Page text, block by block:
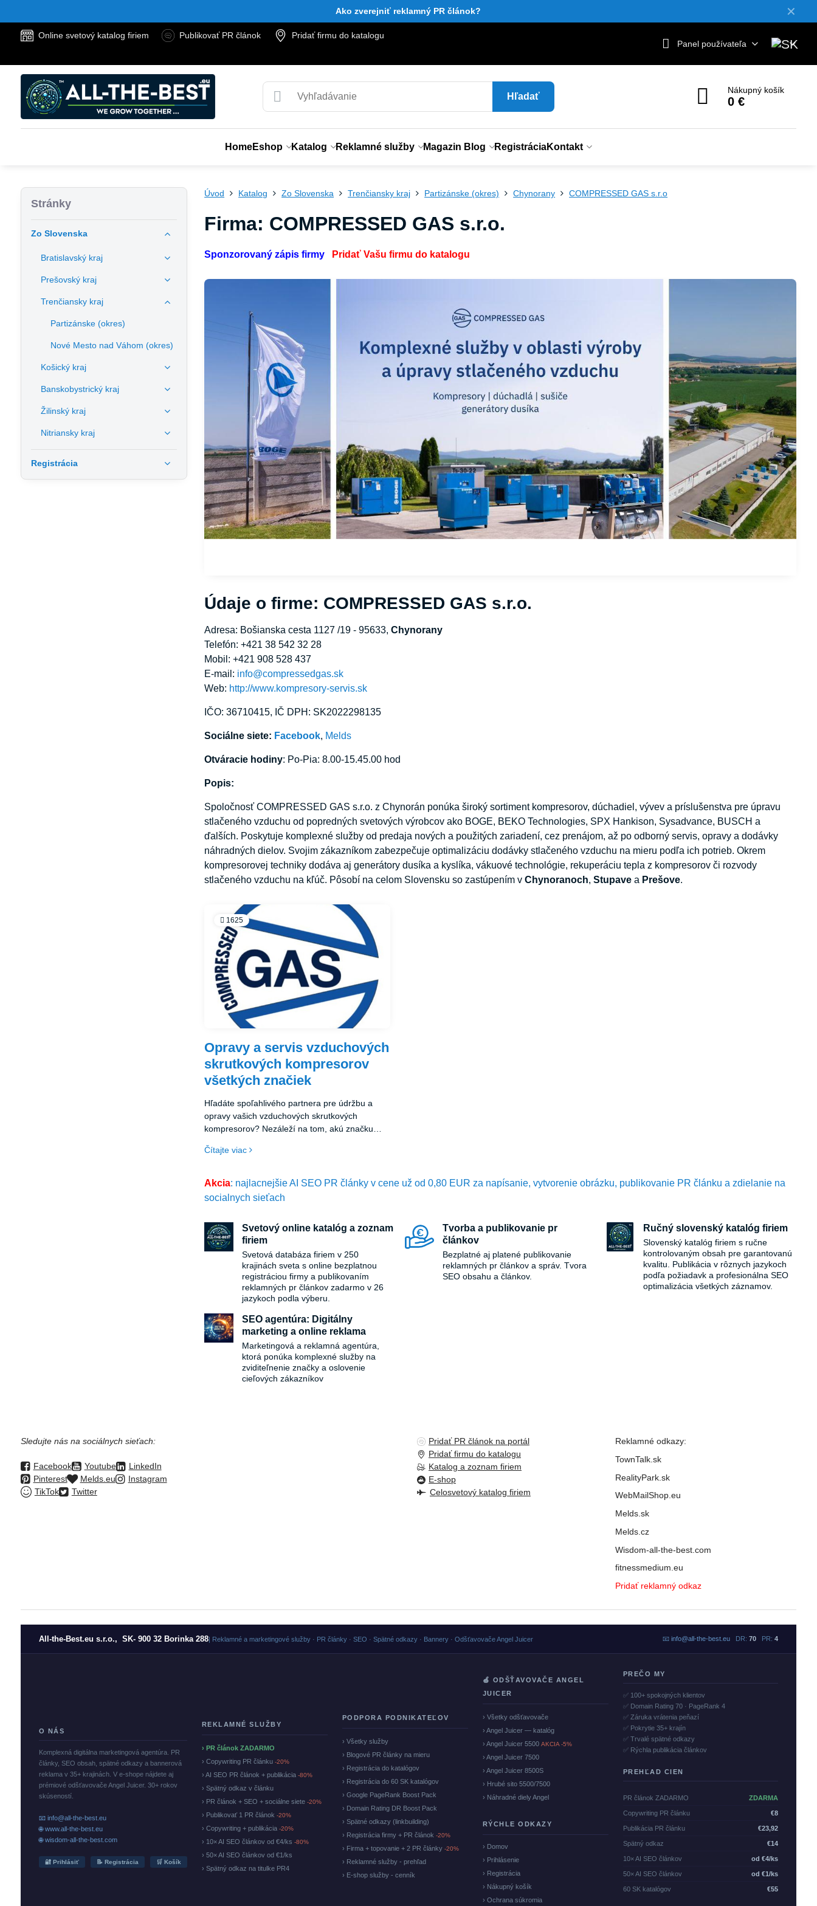
✕
Ako zverejniť reklamný PR článok?
Online svetový katalog firiem Publikovať PR článok
Pridať firmu do katalogu
Panel používateľa
Hľadať
Nákupný košík
0 €
HomeEshop Katalog Reklamné služby Magazin Blog RegistráciaKontakt
Úvod Katalog Zo Slovenska Trenčiansky kraj Partizánske (okres) Chynorany COMPRESSED GAS s.r.o
Firma: COMPRESSED GAS s.r.o.
Sponzorovaný zápis firmy Pridať Vašu firmu do katalogu
Údaje o firme: COMPRESSED GAS s.r.o.
Adresa: Bošianska cesta 1127 /19 - 95633,Chynorany
Telefón: +421 38 542 32 28
Mobil: +421 908 528 437
E-mail: info@compressedgas.sk
Web: http://www.kompresory-servis.sk
IČO: 36710415, IČ DPH: SK2022298135
Sociálne siete: Facebook, Melds
Otváracie hodiny: Po-Pia: 8.00-15.45.00 hod
Popis:
Spoločnosť COMPRESSED GAS s.r.o. z Chynorán ponúka široký sortiment kompresorov, dúchadiel, vývev a príslušenstva pre úpravu
stlačeného vzduchu od popredných svetových výrobcov ako BOGE, BEKO Technologies, SPX Hankison, Sysadvance, BUSCH a
ďalších. Poskytuje komplexné služby od predaja nových a použitých zariadení, cez prenájom, až po odborný servis, opravy a dodávky
náhradných dielov. Svojim zákazníkom zabezpečuje optimalizáciu dodávky stlačeného vzduchu na mieru podľa ich potrieb. Okrem
kompresorovej techniky dodáva aj generátory dusíka a kyslíka, vákuové technológie, rekuperáciu tepla z kompresorov či rozvody
stlačeného vzduchu na kľúč. Pôsobí na celom Slovensku so zastúpením vChynoranoch,Stupave a Prešove.
1625
Opravy a servis vzduchových
skrutkových kompresorov
všetkých značiek
Hľadáte spoľahlivého partnera pre údržbu a
opravy vašich vzduchových skrutkových
kompresorov? Nezáleží na tom, akú značku
s.r.o. je tu pre vás!
Čítajte viac
Akcia: najlacnejšie AI SEO PR články v cene už od 0,80 EUR za napísanie, vytvorenie obrázku, publikovanie PR článku a zdielanie na
socialnych sieťach
Svetový online katalóg a zoznam
firiem
Svetová databáza firiem v 250
krajinách sveta s online bezplatnou
registráciou firmy a publikovaním
reklamných pr článkov zadarmo v 26
jazykoch podla výberu.
Tvorba a publikovanie pr
článkov
Bezplatné aj platené publikovanie
reklamných pr článkov a správ. Tvora
SEO obsahu a článkov.
Ručný slovenský katalóg firiem
Slovenský katalóg firiem s ručne
kontrolovaným obsah pre garantovanú
kvalitu. Publikácia v rôznych jazykoch
podľa požiadavk a profesionálna SEO
optimalizácia všetkých záznamov.
SEO agentúra: Digitálny
marketing a online reklama
Marketingová a reklamná agentúra,
ktorá ponúka komplexné služby na
zviditeľnenie značky a oslovenie
cieľových zákazníkov
Stránky
Zo Slovenska
Bratislavský kraj
Prešovský kraj
Trenčiansky kraj
Partizánske (okres)
Nové Mesto nad Váhom (okres)
Košický kraj
Banskobystrický kraj
Žilinský kraj
Nitriansky kraj
Registrácia
Sledujte nás na sociálnych sieťach:
Facebook Youtube
LinkedIn
Pinterest
Melds.eu
Instagram
TikTok
Twitter
Pridať PR článok na portál
Pridať firmu do katalogu
Katalog a zoznam firiem
E-shop
Celosvetový katalog firiem
Reklamné odkazy:
TownTalk.sk
RealityPark.sk
WebMailShop.eu
Melds.sk
Melds.cz
Wisdom-all-the-best.com
fitnessmedium.eu
Pridať reklamný odkaz
All-the-Best.eu s.r.o., SK- 900 32 Borinka 288| Reklamné a marketingové služby · PR články · SEO · Spätné odkazy · Bannery · Odšťavovače Angel Juicer 📧 info@all-the-best.euDR: 70PR: 4
O NÁS
Komplexná digitálna marketingová agentúra. PR
články, SEO obsah, spätné odkazy a bannerová
reklama v 35+ krajinách. V e-shope nájdete aj
prémiové odšťavovače Angel Juicer. 30+ rokov
skúseností.
📧 info@all-the-best.eu
🌐 www.all-the-best.eu
🌐 wisdom-all-the-best.com
🔐 Prihlásiť 📝 Registrácia 🛒 Košík
REKLAMNÉ SLUŽBY
› PR článok ZADARMO
› Copywriting PR článku -20%
› AI SEO PR článok + publikácia -80%
› Spätný odkaz v článku
› PR článok + SEO + sociálne siete -20%
› Publikovať 1 PR článok -20%
› Copywriting + publikácia -20%
› 10× AI SEO článkov od €4/ks -80%
› 50× AI SEO článkov od €1/ks
› Spätný odkaz na titulke PR4
PODPORA PODNIKATEĽOV
› Všetky služby
› Blogové PR články na mieru
› Registrácia do katalógov
› Registrácia do 60 SK katalógov
› Google PageRank Boost Pack
› Domain Rating DR Boost Pack
› Spätné odkazy (linkbuilding)
› Registrácia firmy + PR článok -20%
› Firma + topovanie + 2 PR články -20%
› Reklamné služby - prehľad
› E-shop služby - cenník
🍏 ODŠŤAVOVAČE ANGEL
JUICER
› Všetky odšťavovače
› Angel Juicer — katalóg
› Angel Juicer 5500 AKCIA -5%
› Angel Juicer 7500
› Angel Juicer 8500S
› Hrubé sito 5500/7500
› Náhradné diely Angel
RÝCHLE ODKAZY
› Domov
› Prihlásenie
› Registrácia
› Nákupný košík
› Ochrana súkromia
PREČO MY
✅ 100+ spokojných klientov
✅ Domain Rating 70 · PageRank 4
✅ Záruka vrátenia peňazí
✅ Pokrytie 35+ krajín
✅ Trvalé spätné odkazy
✅ Rýchla publikácia článkov
PREHĽAD CIEN
PR článok ZADARMO ZDARMA
Copywriting PR článku €8
Publikácia PR článku €23,92
Spätný odkaz €14
10× AI SEO článkov od €4/ks
50× AI SEO článkov od €1/ks
60 SK katalógov €55